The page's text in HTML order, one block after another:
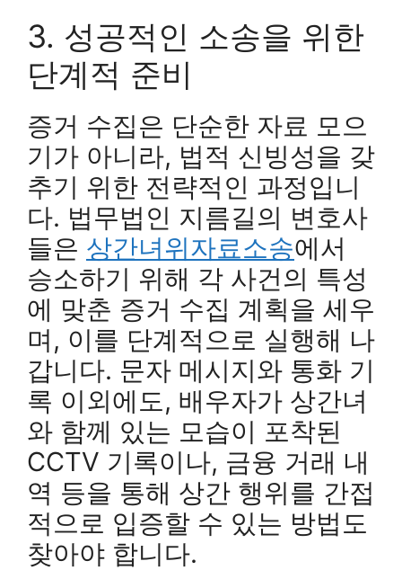
3. 성공적인 소송을 위한
단계적 준비
증거 수집은 단순한 자료 모으
기가 아니라, 법적 신빙성을 갖
추기 위한 전략적인 과정입니
다. 법무법인 지름길의 변호사
들은 상간녀위자료소송에서
승소하기 위해 각 사건의 특성
에 맞춘 증거 수집 계획을 세우
며, 이를 단계적으로 실행해 나
갑니다. 문자 메시지와 통화 기
록 이외에도, 배우자가 상간녀
와 함께 있는 모습이 포착된
CCTV 기록이나, 금융 거래 내
역 등을 통해 상간 행위를 간접
적으로 입증할 수 있는 방법도
찾아야 합니다.